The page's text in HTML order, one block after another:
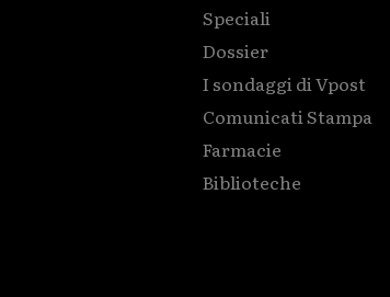
Speciali
Dossier
I sondaggi di Vpost
Comunicati Stampa
Farmacie
Biblioteche